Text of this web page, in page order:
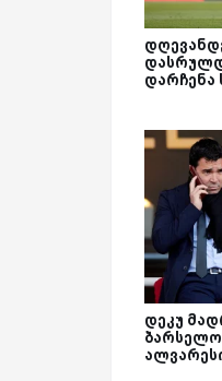
დარჩენა
დეკუ